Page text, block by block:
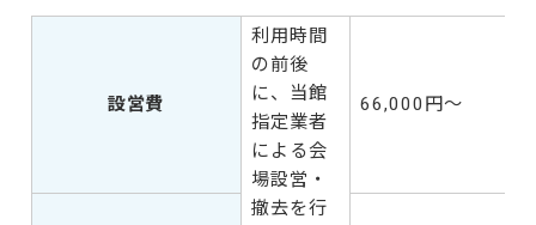
設営費
利用時間
の前後
に、当館
指定業者
による会
場設営・
撤去を行
66,000円～